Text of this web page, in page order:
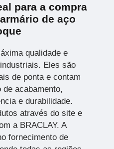
para a compra
de aço
qualidade e
Eles são
de ponta e contam
acabamento,
e durabilidade.
através do site e
a BRACLAY. A
fornecimento de